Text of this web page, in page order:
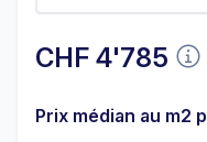
CHF 4'785
Prix médian au m2